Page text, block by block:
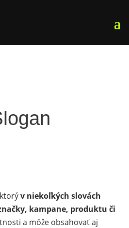
ktorýv niekoľkých slovách
kampane, produktu či
a môže obsahovať aj